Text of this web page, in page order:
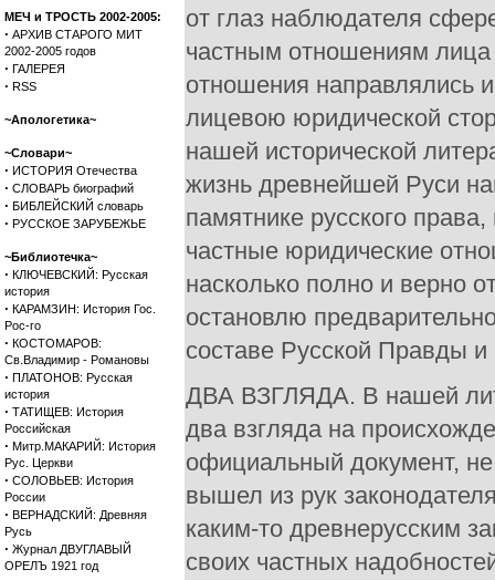
МЕЧ и ТРОСТЬ 2002-2005:
· АРХИВ СТАРОГО МИТ
2002-2005 годов
· ГАЛЕРЕЯ
· RSS
~Апологетика~
~Словари~
· ИСТОРИЯ Отечества
· СЛОВАРЬ биографий
· БИБЛЕЙСКИЙ словарь
· РУССКОЕ ЗАРУБЕЖЬЕ
~Библиотечка~
· КЛЮЧЕВСКИЙ: Русская
история
· КАРАМЗИН: История Гос.
Рос-го
· КОСТОМАРОВ:
Св.Владимир - Романовы
· ПЛАТОНОВ: Русская
история
· ТАТИЩЕВ: История
Российская
· Митр.МАКАРИЙ: История
Рус. Церкви
· СОЛОВЬЕВ: История
России
· ВЕРНАДСКИЙ: Древняя
Русь
· Журнал ДВУГЛАВЫЙ
ОРЕЛЪ 1921 год
от глаз наблюдателя
частным отношениям лица
отношения направлялись
лицевою юридической
нашей исторической
жизнь древнейшей Руси
памятнике русского
частные юридические
насколько полно и верно
остановлю
составе Русской Правды
ДВА ВЗГЛЯДА. В нашей
два взгляда на
официальный документ,
вышел из рук
каким-то древнерусским
своих частных